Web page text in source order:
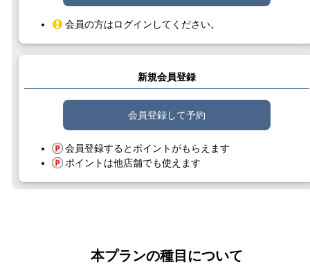
会員の方はログインしてください。
新規会員登録
会員登録して予約
会員登録するとポイントがもらえます
ポイントは他店舗でも使えます
本プランの種目について